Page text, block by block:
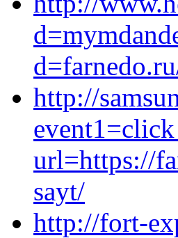
http://
url=https://
sayt/
http://fort-